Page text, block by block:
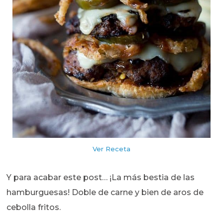
Ver Receta
Y para acabar este post… ¡La más bestia de las
hamburguesas! Doble de carne y bien de aros de
cebolla fritos.